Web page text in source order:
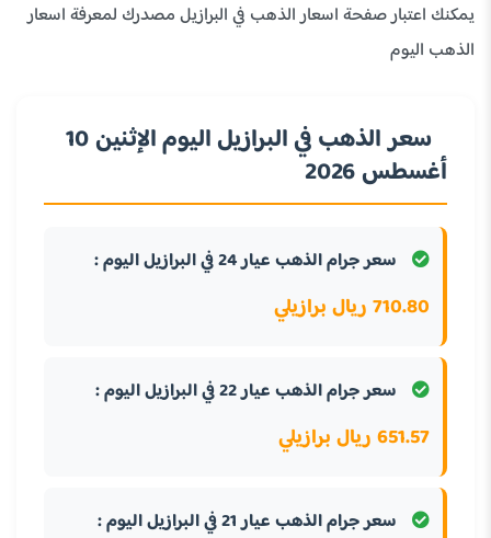
يمكنك اعتبار صفحة اسعار الذهب في البرازيل مصدرك لمعرفة اسعار
الذهب اليوم
سعر الذهب في البرازيل اليوم الإثنين 10
أغسطس 2026
سعر جرام الذهب عيار 24 في البرازيل اليوم :
710.80 ريال برازيلي
سعر جرام الذهب عيار 22 في البرازيل اليوم :
651.57 ريال برازيلي
سعر جرام الذهب عيار 21 في البرازيل اليوم :